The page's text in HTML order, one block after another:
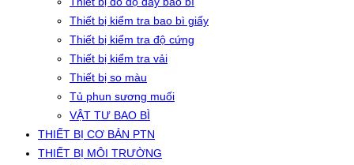
Thiết bị kiểm tra bao bì giấy
Thiết bị kiểm tra độ cứng
Thiết bị kiểm tra vải
Thiết bị so màu
Tủ phun sương muối
VẬT TƯ BAO BÌ
THIẾT BỊ CƠ BẢN PTN
THIẾT BỊ MÔI TRƯỜNG